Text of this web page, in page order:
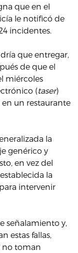
que en el
le notificó de
incidentes.
que entregar,
de que el
miércoles
(taser)
en un restaurante
la
genérico y
en vez del
la
intervenir
señalamiento y,
estas fallas,
no toman